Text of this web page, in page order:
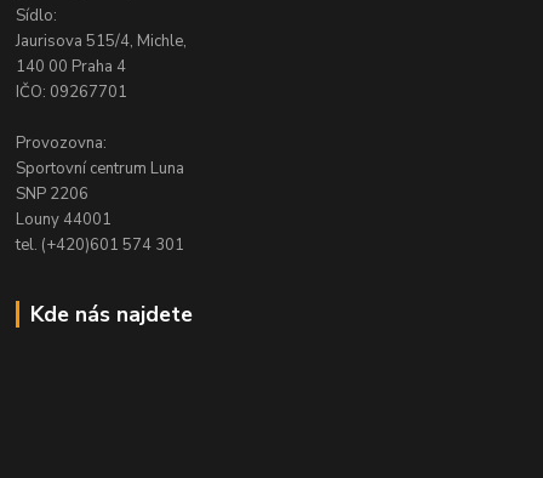
Sídlo:
Jaurisova 515/4, Michle,
140 00 Praha 4
IČO: 09267701
Provozovna:
Sportovní centrum Luna
SNP 2206
Louny 44001
tel. (+420)601 574 301
Kde nás najdete